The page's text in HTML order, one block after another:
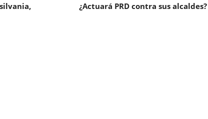
¿Actuará PRD contra sus alcaldes?